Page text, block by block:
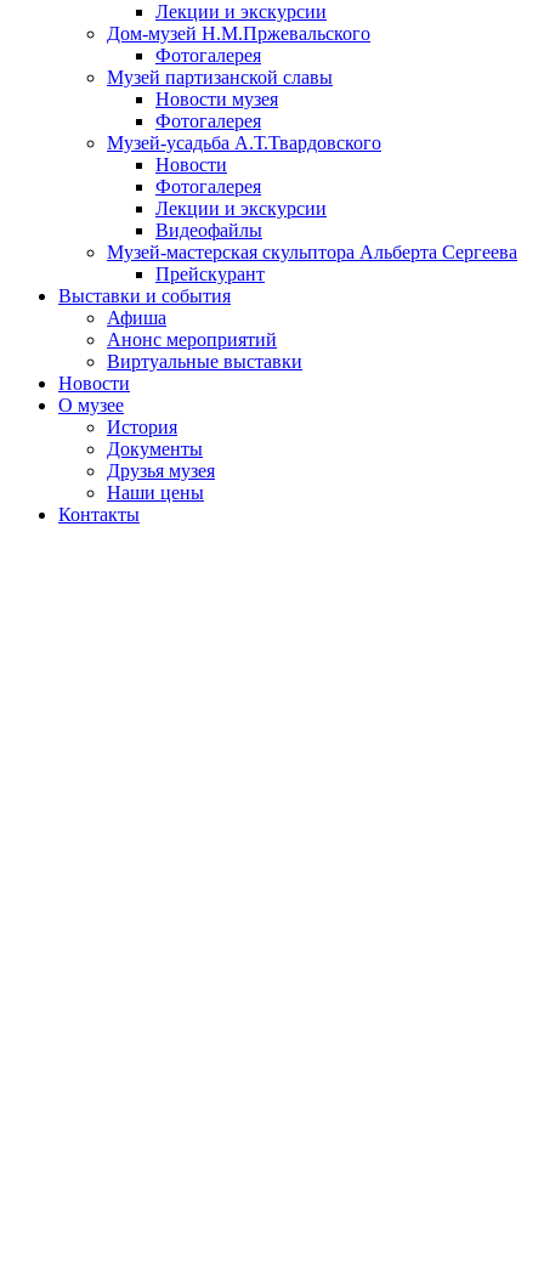
Лекции и экскурсии
Дом-музей Н.М.Пржевальского
Фотогалерея
Музей партизанской славы
Новости музея
Фотогалерея
Музей-усадьба А.Т.Твардовского
Новости
Фотогалерея
Лекции и экскурсии
Видеофайлы
Музей-мастерская скульптора Альберта Сергеева
Прейскурант
Выставки и события
Афиша
Анонс мероприятий
Виртуальные выставки
Новости
О музее
История
Документы
Друзья музея
Наши цены
Контакты